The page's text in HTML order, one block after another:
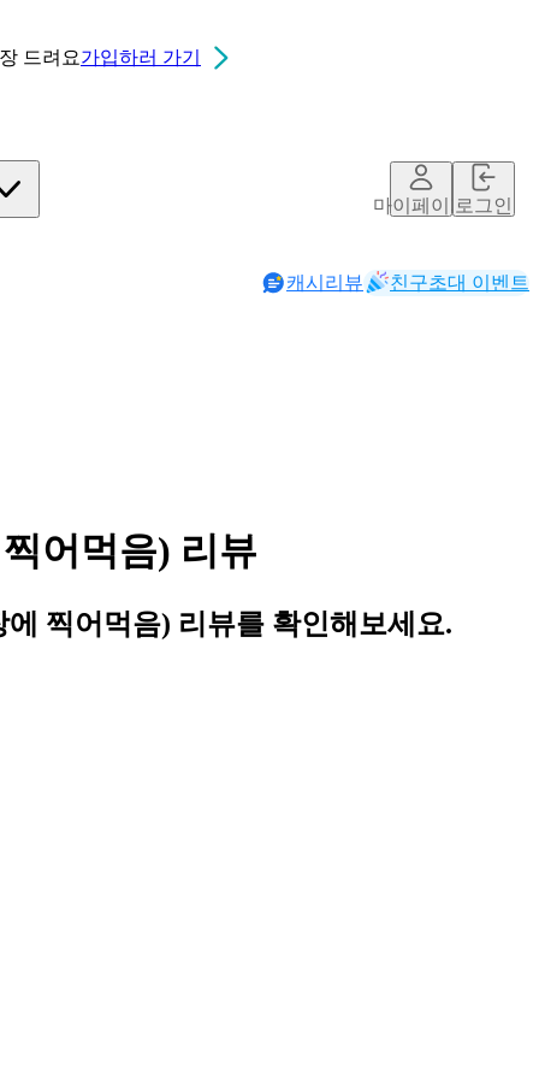
드려요가입하러 가기
마이페이지로그인
캐시리뷰 친구초대 이벤트
어먹음) 리뷰
찍어먹음) 리뷰를 확인해보세요.